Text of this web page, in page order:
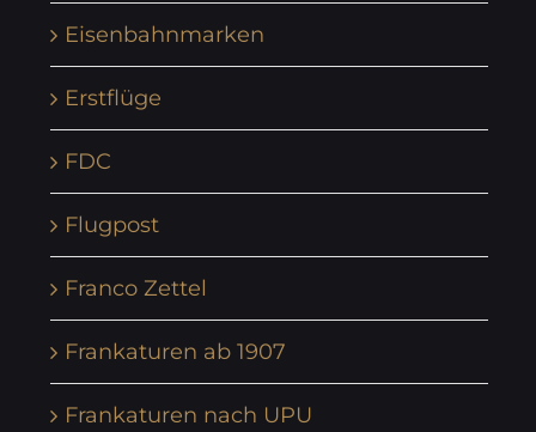
Eisenbahnmarken
Erstflüge
FDC
Flugpost
Franco Zettel
Frankaturen ab 1907
Frankaturen nach UPU